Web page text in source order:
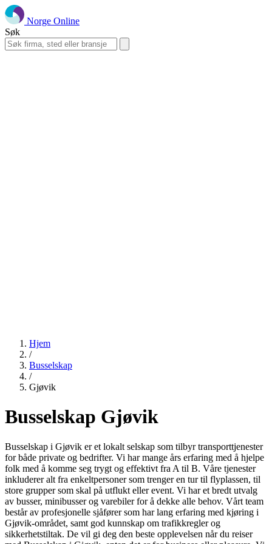
Norge Online
Søk
Hjem
/
Busselskap
/
Gjøvik
Busselskap Gjøvik
Busselskap i Gjøvik er et lokalt selskap som tilbyr transporttjenester
for både private og bedrifter. Vi har mange års erfaring med å hjelpe
folk med å komme seg trygt og effektivt fra A til B. Våre tjenester
inkluderer alt fra enkeltpersoner som trenger en tur til flyplassen, til
store grupper som skal på utflukt eller event. Vi har et bredt utvalg
av busser, minibusser og varebiler for å dekke alle behov. Vårt team
består av profesjonelle sjåfører som har lang erfaring med kjøring i
Gjøvik-området, samt god kunnskap om trafikkregler og
sikkerhetstiltak. De vil gi deg den beste opplevelsen når du reiser